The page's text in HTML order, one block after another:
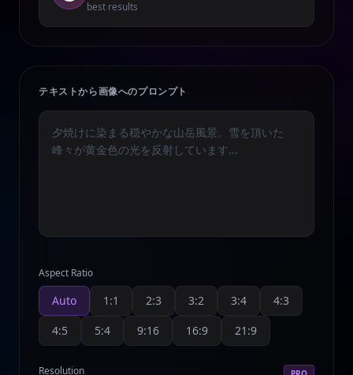
best results
テキストから画像へのプロンプト
Aspect Ratio
Auto 1:1 2:3 3:2 3:4
4:3
4:5
5:4 9:16 16:9 21:9
Resolution